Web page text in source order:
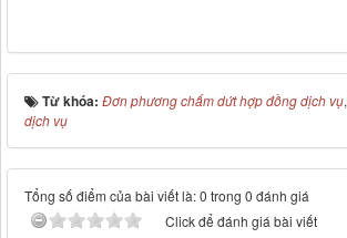
Từ khóa: Đơn phương chấm dứt hợp đồng dịch vụ,
dịch vụ
Tổng số điểm của bài viết là: 0 trong 0 đánh giá
Click để đánh giá bài viết